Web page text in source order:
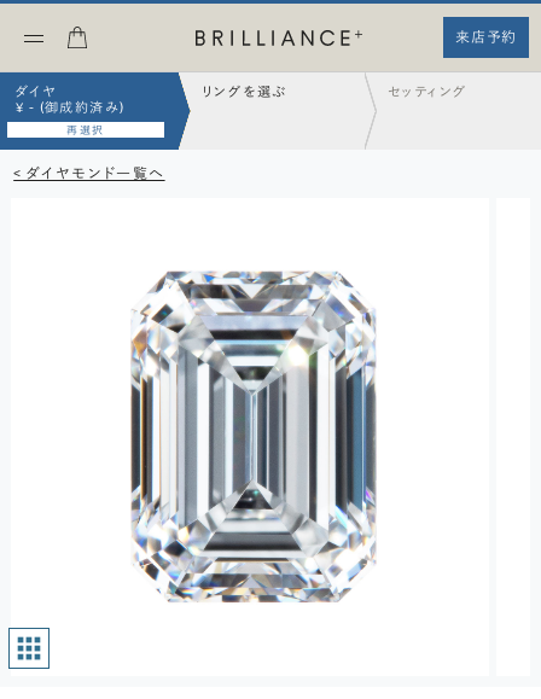
来店予約
ダイヤ
¥ - (御成約済み)
再選択
リングを選ぶ セッティング
< ダイヤモンド一覧へ